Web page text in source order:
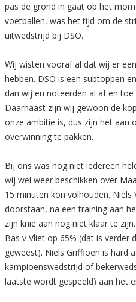
pas de grond in gaat op het
voetballen, was het tijd om de
uitwedstrijd bij DSO.
Wij wisten vooraf al dat wij er
hebben. DSO is een subtoppen
dan wij en noteerden al af en toe
Daarnaast zijn wij gewoon de
onze ambitie is, dus zijn het aan
overwinning te pakken.
Bij ons was nog niet iedereen
wij wel weer beschikken over
15 minuten kon volhouden.
doorstaan, na een training aan
zijn knie aan nog niet klaar te
Bas v Vliet op 65% (dat is verder
geweest). Niels Griffioen is hard
kampioenswedstrijd of
laatste wordt gespeeld) aan het